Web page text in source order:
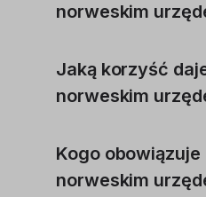
norweskim
Jaką korzyść
norweskim
Kogo
norweskim